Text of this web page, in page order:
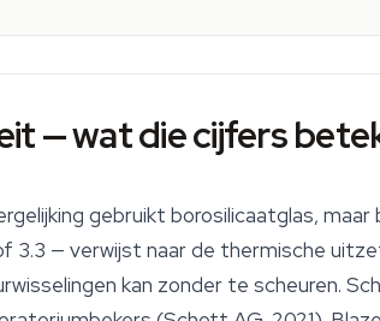
— wat die cijfers
gebruikt borosilicaatglas,
3.3 — verwijst naar de thermische
kan zonder te scheuren.